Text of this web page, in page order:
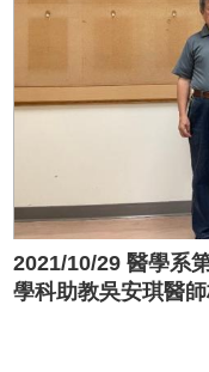
2021/10/29 醫學系
學科助教吳安琪醫